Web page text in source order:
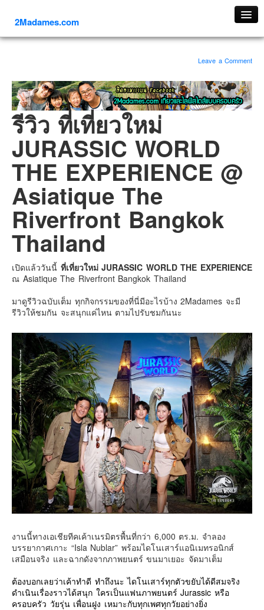
2Madames.com
ภาคใต้
ภาคตะวันออก
ภาคกลาง
ภาคตะวันตก
ภาคอีสาน
ทริปต่างประเทศ
ยุโรป
รัสเซีย
อิตาลี
ตุรกี-ตุรเคีย
เยอรมัน
ฝรั่งเศส
ออสเตรีย
ฮังการี
เนเธอร์แลนด์
เบลเยี่ยม
สวิสเซอร์แลนด์
โปรตุเกส
สเปน
โครเอเชีย
สโลเวเนีย
มอนเตรเนโกร
บอสเนียและเฮอร์เซโกวีน่า
คันโต-โตเกียวและรอบๆ
คันไซ-โอซาก้า เกียวโต
คิวชู – ฟุกุโอกะ ซางะ เปปปุ ยุฟุอิน นางาซากิ
ฟูจิ
Leave a Comment
รีวิว ที่เที่ยวใหม่
JURASSIC WORLD
THE EXPERIENCE @
Asiatique The
Riverfront Bangkok
Thailand
เปิดแล้ววันนี้ ที่เที่ยวใหม่ JURASSIC WORLD THE EXPERIENCE
ณ Asiatique The Riverfront Bangkok Thailand
มาดูรีวิวฉบับเต็ม ทุกกิจกรรมของที่นี่มีอะไรบ้าง 2Madames จะมี
รีวิวให้ชมกัน จะสนุกแค่ไหน ตามไปรับชมกันนะ
งานนี้ทางเอเชียทีคเค้าเนรมิตรพื้นที่กว่า 6,000 ตร.ม. จำลอง
บรรยากาศเกาะ “Isla Nublar” พร้อมไดโนเสาร์แอนิเมทรอนิกส์
เสมือนจริง และฉากดังจากภาพยนตร์ ขนมาเยอะ จัดมาเต็ม
ต้องบอกเลยว่าเค้าทำดี ทำถึงนะ ไดโนเสาร์ทุกตัวขยับได้ดีสมจริง
ดำเนินเรื่องราวได้สนุก ใครเป็นแฟนภาพยนตร์ Jurassic หรือ
ครอบครัว วัยรุ่น เพื่อนฝูง เหมาะกับทุกเพศทุกวัยอย่างยิ่ง